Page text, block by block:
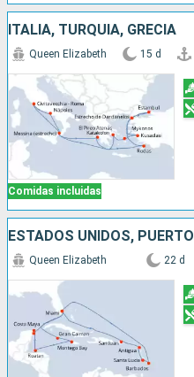
ITALIA, TURQUÍA, GRECIA
Comidas incluidas
Queen Elizabeth 15 d
Queen Elizabeth 22 d